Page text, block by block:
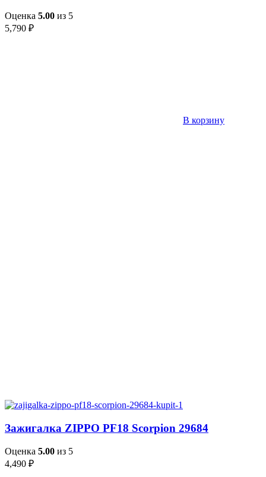
Оценка 5.00 из 5
5,790 ₽
В корзину
Зажигалка ZIPPO PF18 Scorpion 29684
Оценка 5.00 из 5
4,490 ₽